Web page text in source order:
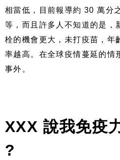
相當低，目前報導約 30 萬分
等，而且許多人不知道的是，
栓的機會更大，未打疫苗，年
率越高。在全球疫情蔓延的情
事外。
XXX 說我免疫
?